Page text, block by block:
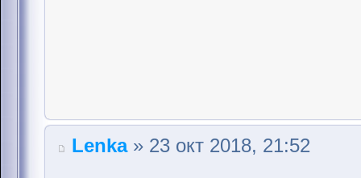
Lenka» 23 окт 2018, 21:52